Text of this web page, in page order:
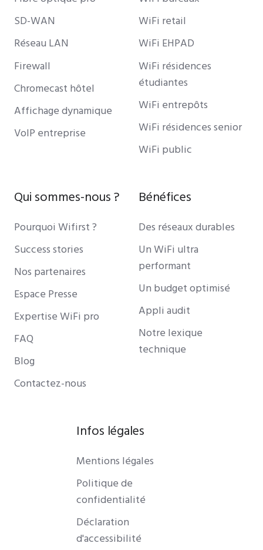
SD-WAN
Réseau LAN
Firewall
Chromecast hôtel
Affichage dynamique
VoIP entreprise
WiFi retail
WiFi EHPAD
WiFi résidences
étudiantes
WiFi entrepôts
WiFi résidences senior
WiFi public
Qui sommes-nous ?
Pourquoi Wifirst ?
Success stories
Nos partenaires
Espace Presse
Expertise WiFi pro
FAQ
Blog
Contactez-nous
Bénéfices
Des réseaux durables
Un WiFi ultra
performant
Un budget optimisé
Appli audit
Notre lexique
technique
Infos légales
Mentions légales
Politique de
confidentialité
Déclaration
d'accessibilité